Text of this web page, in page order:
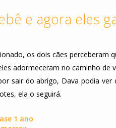
e agora eles
os dois cães perceberam
adormeceram no caminho de
sair do abrigo, Dava podia ver
ela o seguirá.
1 ano